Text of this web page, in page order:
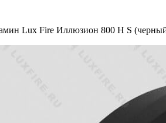
Lux Fire Иллюзион 800 Н S